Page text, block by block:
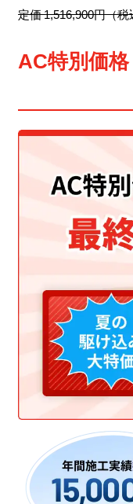
定価 1,516,900円（税
AC特別価格